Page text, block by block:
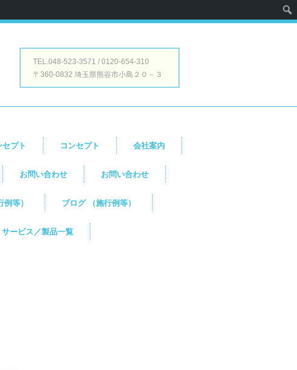
TEL.048-523-3571 / 0120-654-310
〒360-0832 埼玉県熊谷市小島２０－３
セプト コンセプト 会社案内
お問い合わせ お問い合わせ
等） ブログ （施行例等）
サービス／製品一覧